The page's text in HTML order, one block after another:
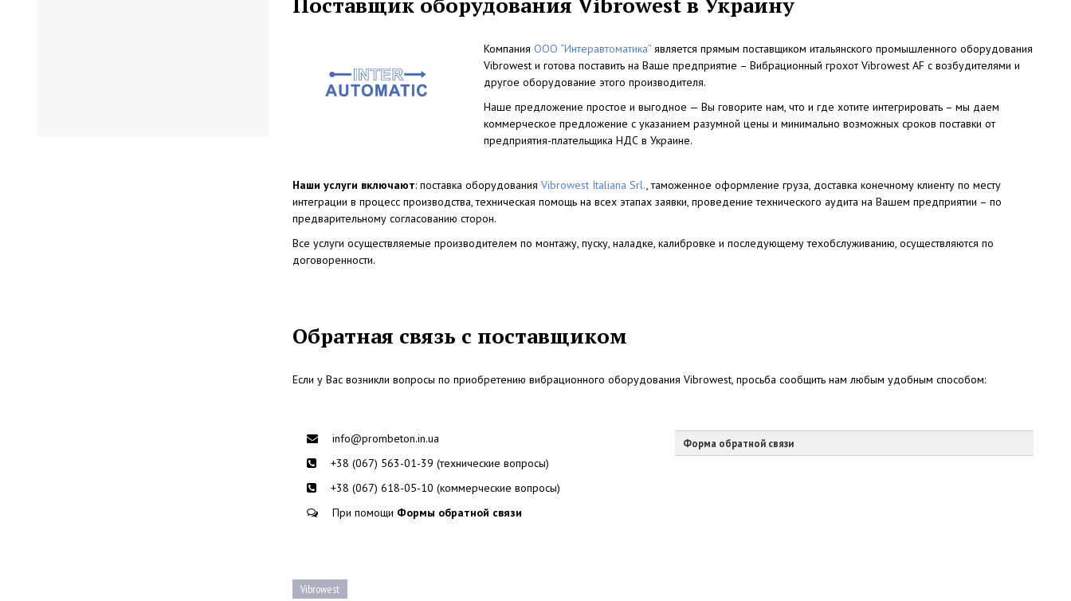
Компания ООО “Интеравтоматика” является прямым поставщиком итальянского промышленного оборудования
Vibrowest и готова поставить на Ваше предприятие – Вибрационный грохот Vibrowest AF с возбудителями и
другое оборудование этого производителя.
Наше предложение простое и выгодное — Вы говорите нам, что и где хотите интегрировать – мы даем
коммерческое предложение с указанием разумной цены и минимально возможных сроков поставки от
предприятия-плательщика НДС в Украине.
Наши услуги включают: поставка оборудования Vibrowest Italiana Srl., таможенное оформление груза, доставка конечному клиенту по месту
интеграции в процесс производства, техническая помощь на всех этапах заявки, проведение технического аудита на Вашем предприятии – по
предварительному согласованию сторон.
Все услуги осуществляемые производителем по монтажу, пуску, наладке, калибровке и последующему техобслуживанию, осуществляются по
договоренности.
Обратная связь с поставщиком
Если у Вас возникли вопросы по приобретению вибрационного оборудования Vibrowest, просьба сообщить нам любым удобным способом:
info@prombeton.in.ua
+38 (067) 563-01-39 (технические вопросы)
+38 (067) 618-05-10 (коммерческие вопросы)
При помощи Формы обратной связи
Форма обратной связи
Vibrowest